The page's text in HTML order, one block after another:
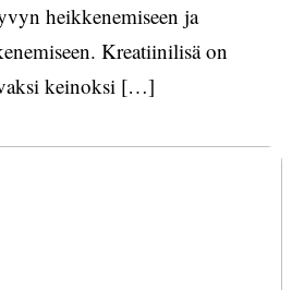
heikkenemiseen ja
Kreatiinilisä on
keinoksi […]